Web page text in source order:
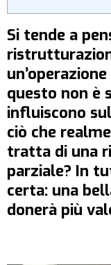
Si tende a
questo non è
influiscono
ciò che
tratta di una
parziale? In
certa: una
donerà più